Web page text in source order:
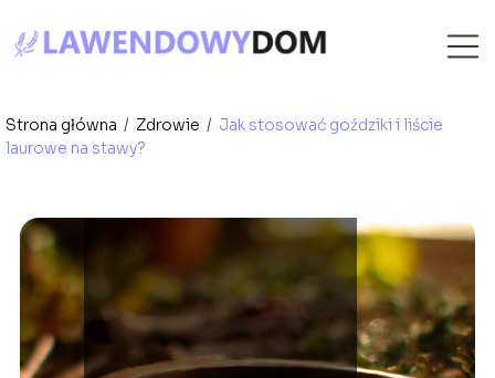
Strona główna / Zdrowie / Jak stosować goździki i liście
laurowe na stawy?